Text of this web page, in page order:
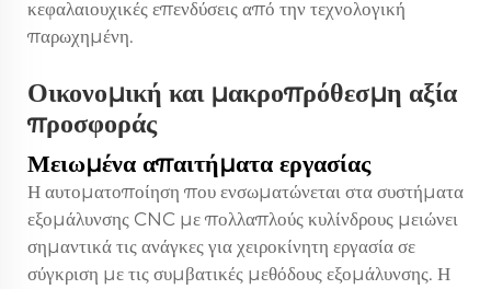
κεφαλαιουχικές επενδύσεις από την τεχνολογική
παρωχημένη.
Οικονομική και μακροπρόθεσμη αξία
προσφοράς
Μειωμένα απαιτήματα εργασίας
Η αυτοματοποίηση που ενσωματώνεται στα συστήματα
εξομάλυνσης CNC με πολλαπλούς κυλίνδρους μειώνει
σημαντικά τις ανάγκες για χειροκίνητη εργασία σε
σύγκριση με τις συμβατικές μεθόδους εξομάλυνσης. Η